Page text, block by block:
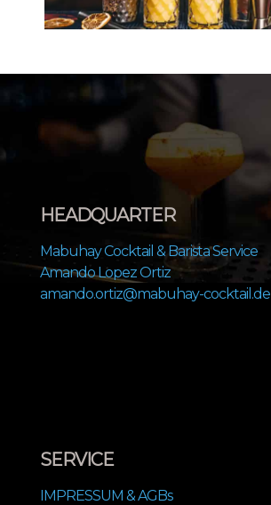
HEADQUARTER
Mabuhay Cocktail & Barista Service
Amando Lopez Ortiz
amando.ortiz@mabuhay-cocktail.de
SERVICE
IMPRESSUM & AGBs